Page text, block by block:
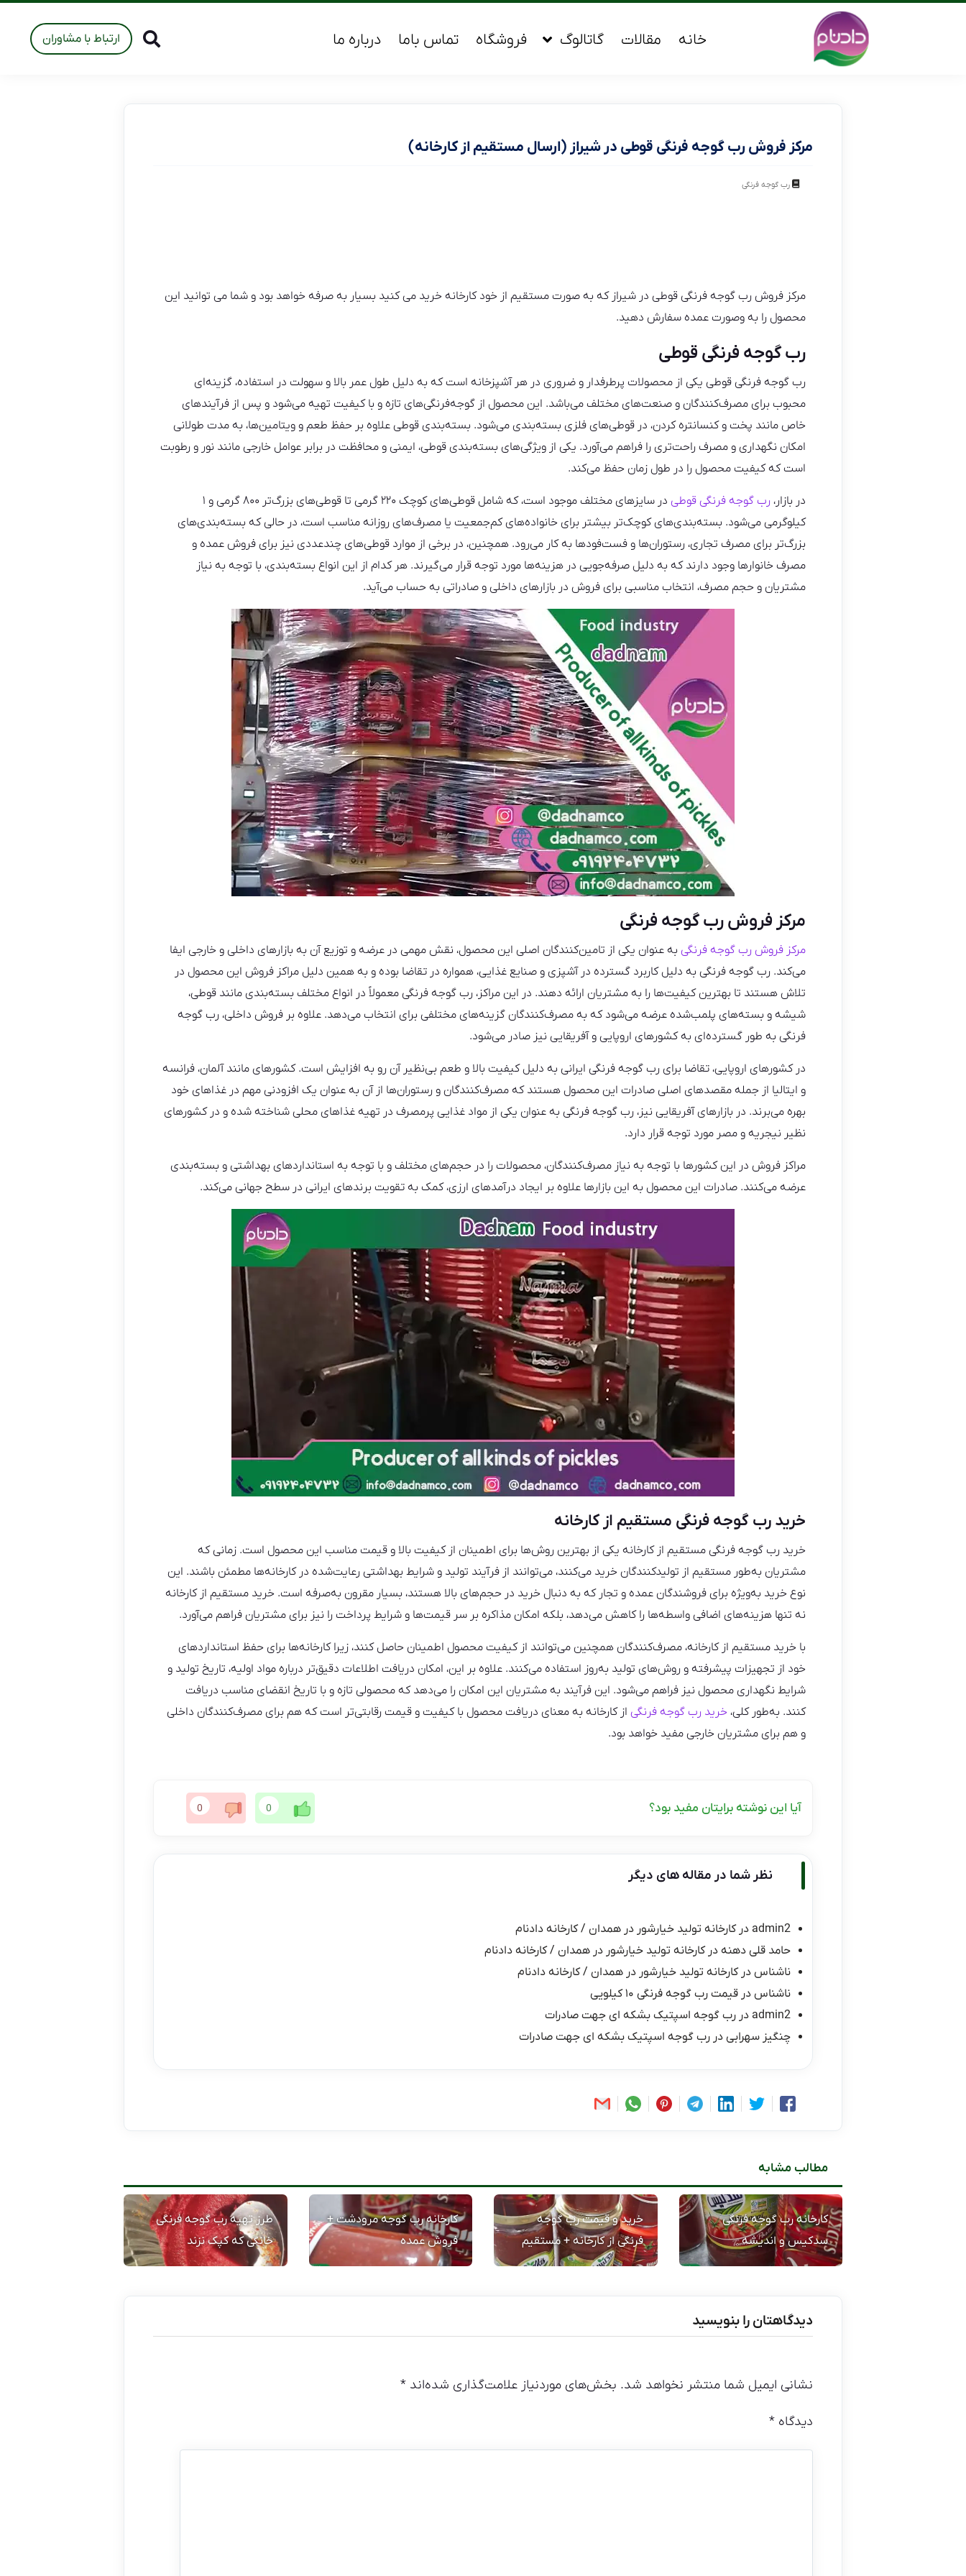
خانه مقالات گاتالوگ فروشگاه تماس باما درباره ما ارتباط با مشاوران
مرکز فروش رب گوجه فرنگی قوطی در شیراز (ارسال مستقیم از کارخانه)
رب گوجه فرنگی
مرکز فروش رب گوجه فرنگی قوطی در شیراز که به صورت مستقیم از خود کارخانه خرید می کنید بسیار به صرفه خواهد بود و شما می توانید این
محصول را به وصورت عمده سفارش دهید.
رب گوجه فرنگی قوطی
رب گوجه فرنگی قوطی یکی از محصولات پرطرفدار و ضروری در هر آشپزخانه است که به دلیل طول عمر بالا و سهولت در استفاده، گزینه‌ای
محبوب برای مصرف‌کنندگان و صنعت‌های مختلف می‌باشد. این محصول از گوجه‌فرنگی‌های تازه و با کیفیت تهیه می‌شود و پس از فرآیندهای
خاص مانند پخت و کنسانتره کردن، در قوطی‌های فلزی بسته‌بندی می‌شود. بسته‌بندی قوطی علاوه بر حفظ طعم و ویتامین‌ها، به مدت طولانی
امکان نگهداری و مصرف راحت‌تری را فراهم می‌آورد. یکی از ویژگی‌های بسته‌بندی قوطی، ایمنی و محافظت در برابر عوامل خارجی مانند نور و رطوبت
است که کیفیت محصول را در طول زمان حفظ می‌کند.
در بازار، رب گوجه فرنگی قوطی
در سایزهای مختلف موجود است، که شامل قوطی‌های کوچک ۲۲۰ گرمی تا قوطی‌های بزرگ‌تر ۸۰۰ گرمی و ۱
کیلوگرمی می‌شود. بسته‌بندی‌های کوچک‌تر بیشتر برای خانواده‌های کم‌جمعیت یا مصرف‌های روزانه مناسب است، در حالی که بسته‌بندی‌های
بزرگ‌تر برای مصرف تجاری، رستوران‌ها و فست‌فودها به کار می‌رود. همچنین، در برخی از موارد قوطی‌های چندعددی نیز برای فروش عمده و
مصرف خانوارها وجود دارند که به دلیل صرفه‌جویی در هزینه‌ها مورد توجه قرار می‌گیرند. هر کدام از این انواع بسته‌بندی، با توجه به نیاز
مشتریان و حجم مصرف، انتخاب مناسبی برای فروش در بازارهای داخلی و صادراتی به حساب می‌آید.
مرکز فروش رب گوجه فرنگی
مرکز فروش رب گوجه فرنگی به عنوان یکی از تامین‌کنندگان اصلی این محصول، نقش مهمی در عرضه و توزیع آن به بازارهای داخلی و خارجی ایفا
می‌کند. رب گوجه فرنگی به دلیل کاربرد گسترده در آشپزی و صنایع غذایی، همواره در تقاضا بوده و به همین دلیل مراکز فروش این محصول در
تلاش هستند تا بهترین کیفیت‌ها را به مشتریان ارائه دهند. در این مراکز، رب گوجه فرنگی معمولاً در انواع مختلف بسته‌بندی مانند قوطی،
شیشه و بسته‌های پلمب‌شده عرضه می‌شود که به مصرف‌کنندگان گزینه‌های مختلفی برای انتخاب می‌دهد. علاوه بر فروش داخلی، رب گوجه
فرنگی به طور گسترده‌ای به کشورهای اروپایی و آفریقایی نیز صادر می‌شود.
در کشورهای اروپایی، تقاضا برای رب گوجه فرنگی ایرانی به دلیل کیفیت بالا و طعم بی‌نظیر آن رو به افزایش است. کشورهای مانند آلمان، فرانسه
و ایتالیا از جمله مقصدهای اصلی صادرات این محصول هستند که مصرف‌کنندگان و رستوران‌ها از آن به عنوان یک افزودنی مهم در غذاهای خود
بهره می‌برند. در بازارهای آفریقایی نیز، رب گوجه فرنگی به عنوان یکی از مواد غذایی پرمصرف در تهیه غذاهای محلی شناخته شده و در کشورهای
نظیر نیجریه و مصر مورد توجه قرار دارد.
مراکز فروش در این کشورها با توجه به نیاز مصرف‌کنندگان، محصولات را در حجم‌های مختلف و با توجه به استانداردهای بهداشتی و بسته‌بندی
عرضه می‌کنند. صادرات این محصول به این بازارها علاوه بر ایجاد درآمدهای ارزی، کمک به تقویت برندهای ایرانی در سطح جهانی می‌کند.
خرید رب گوجه فرنگی مستقیم از کارخانه
خرید رب گوجه فرنگی مستقیم از کارخانه یکی از بهترین روش‌ها برای اطمینان از کیفیت بالا و قیمت مناسب این محصول است. زمانی که
مشتریان به‌طور مستقیم از تولیدکنندگان خرید می‌کنند، می‌توانند از فرآیند تولید و شرایط بهداشتی رعایت‌شده در کارخانه‌ها مطمئن باشند. این
نوع خرید به‌ویژه برای فروشندگان عمده و تجار که به دنبال خرید در حجم‌های بالا هستند، بسیار مقرون به‌صرفه است. خرید مستقیم از کارخانه
نه تنها هزینه‌های اضافی واسطه‌ها را کاهش می‌دهد، بلکه امکان مذاکره بر سر قیمت‌ها و شرایط پرداخت را نیز برای مشتریان فراهم می‌آورد.
با خرید مستقیم از کارخانه، مصرف‌کنندگان همچنین می‌توانند از کیفیت محصول اطمینان حاصل کنند، زیرا کارخانه‌ها برای حفظ استانداردهای
خود از تجهیزات پیشرفته و روش‌های تولید به‌روز استفاده می‌کنند. علاوه بر این، امکان دریافت اطلاعات دقیق‌تر درباره مواد اولیه، تاریخ تولید و
شرایط نگهداری محصول نیز فراهم می‌شود. این فرآیند به مشتریان این امکان را می‌دهد که محصولی تازه و با تاریخ انقضای مناسب دریافت
کنند. به‌طور کلی، خرید رب گوجه فرنگی از کارخانه به معنای دریافت محصول با کیفیت و قیمت رقابتی‌تر است که هم برای مصرف‌کنندگان داخلی
و هم برای مشتریان خارجی مفید خواهد بود.
آیا این نوشته برایتان مفید بود؟ 0
0
نظر شما در مقاله های دیگر
admin2 درکارخانه تولید خیارشور در همدان / کارخانه دادنام
حامد قلی دهنه درکارخانه تولید خیارشور در همدان / کارخانه دادنام
ناشناس درکارخانه تولید خیارشور در همدان / کارخانه دادنام
ناشناس در قیمت رب گوجه فرنگی ۱۰ کیلویی
admin2 در رب گوجه اسپتیک بشکه ای جهت صادرات
چنگیز سهرابی در رب گوجه اسپتیک بشکه ای جهت صادرات
مطالب مشابه
کارخانه رب گوجه فرنگی
سدکیس و اندیشه
خرید و قیمت رب گوجه
فرنگی از کارخانه + مستقیم
کارخانه رب گوجه مرودشت +
فروش عمده
طرز تهیه رب گوجه فرنگی
خانگی که کپک نزند
دیدگاهتان را بنویسید
نشانی ایمیل شما منتشر نخواهد شد. بخش‌های موردنیاز علامت‌گذاری شده‌اند *
دیدگاه *